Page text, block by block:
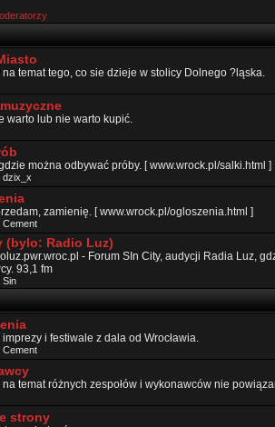
na temat tego, co sie dzieje w stolicy Dolnego ?ląska.
warto lub nie warto kupić.
można odbywać próby. [ www.wrock.pl/salki.html ]
dzix_x
zamienię. [ www.wrock.pl/ogloszenia.html ]
Cement
(bylo: Radio Luz)
- Forum SIn City, audycji Radia Luz,
93,1 fm
Sin
imprezy i festiwale z dala od Wrocławia.
Cement
na temat różnych zespołów i wykonawców nie
strony